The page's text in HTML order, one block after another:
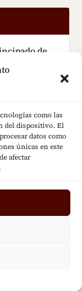
como las
del dispositivo. El
datos como
únicas en este
afectar
de
Canaria
solista
,
de
viola